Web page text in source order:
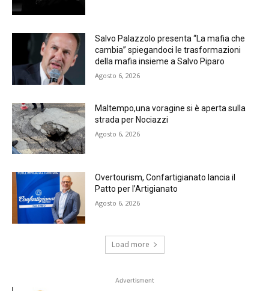
Salvo Palazzolo presenta “La mafia che
cambia” spiegandoci le trasformazioni
della mafia insieme a Salvo Piparo
Agosto 6, 2026
Maltempo,una voragine si è aperta sulla
strada per Nociazzi
Agosto 6, 2026
Overtourism, Confartigianato lancia il
Patto per l’Artigianato
Agosto 6, 2026
Load more
Advertisment